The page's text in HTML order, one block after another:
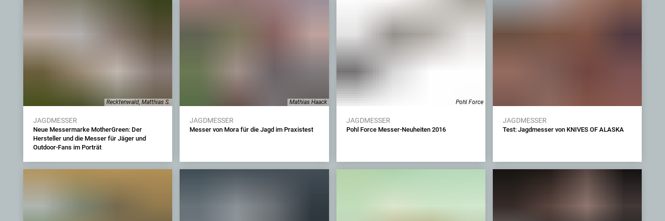
Recktenwald, Matthias S.
JAGDMESSER
Neue Messermarke MotherGreen: Der
Hersteller und die Messer für Jäger und
Outdoor-Fans im Porträt
Mathias Haack
JAGDMESSER
Messer von Mora für die Jagd im Praxistest
Pohl Force
JAGDMESSER
Pohl Force Messer-Neuheiten 2016
JAGDMESSER
Test: Jagdmesser von KNIVES OF ALASKA